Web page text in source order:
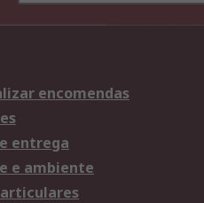
encomendas
entrega
e ambiente